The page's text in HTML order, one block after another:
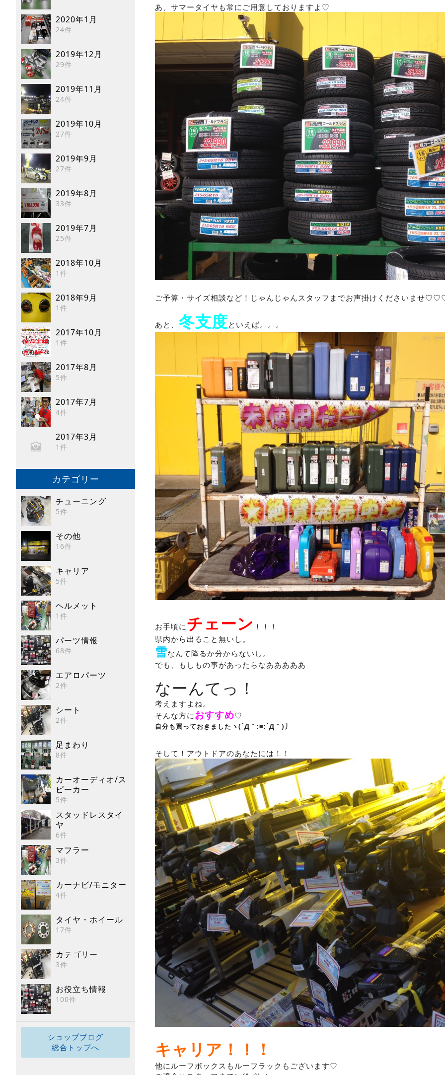
2020年1月
24件
2019年12月
29件
2019年11月
24件
2019年10月
27件
2019年9月
27件
2019年8月
33件
2019年7月
25件
2018年10月
1件
2018年9月
1件
2017年10月
1件
2017年8月
5件
2017年7月
4件
2017年3月
1件
カテゴリー
チューニング
5件
その他
16件
キャリア
5件
ヘルメット
1件
パーツ情報
68件
エアロパーツ
2件
シート
2件
足まわり
8件
カーオーディオ/ス
ピーカー
5件
スタッドレスタイ
ヤ
6件
マフラー
3件
カーナビ/モニター
4件
タイヤ・ホイール
17件
カテゴリー
3件
お役立ち情報
100件
ショップブログ
総合トップへ
あ、サマータイヤも常にご用意しておりますよ♡
ご予算・サイズ相談など！じゃんじゃんスタッフまでお声掛けくださいませ
あと、 冬支度といえば。。。
お手頃にチェーン ！！！
県内から出ること無いし。
雪なんて降るか分からないし。
でも、もしもの事があったらなあああああ
なーんてっ！
考えますよね。
そんな方におすすめ♡
自分も買っておきましたヽ(´Д｀;≡;´Д｀)丿
そして！アウトドアのあなたには！！
キャリア！！！
他にルーフボックスもルーフラックもございます♡